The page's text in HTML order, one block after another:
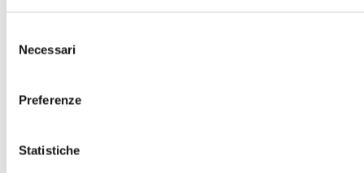
delNecessari
Preferenze
Statistiche